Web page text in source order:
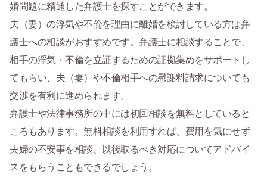
婚問題に精通した弁護士を探すことができます。
夫（妻）の浮気や不倫を理由に離婚を検討している方は弁
護士への相談がおすすめです。弁護士に相談することで、
相手の浮気・不倫を立証するための証拠集めをサポートし
てもらい、夫（妻）や不倫相手への慰謝料請求についても
交渉を有利に進められます。
弁護士や法律事務所の中には初回相談を無料としていると
ころもあります。無料相談を利用すれば、費用を気にせず
夫婦の不安事を相談、以後取るべき対応についてアドバイ
スをもらうこともできるでしょう。